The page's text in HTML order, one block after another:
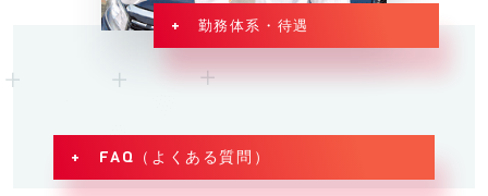
+ 勤務体系・待遇
+ FAQ（よくある質問）